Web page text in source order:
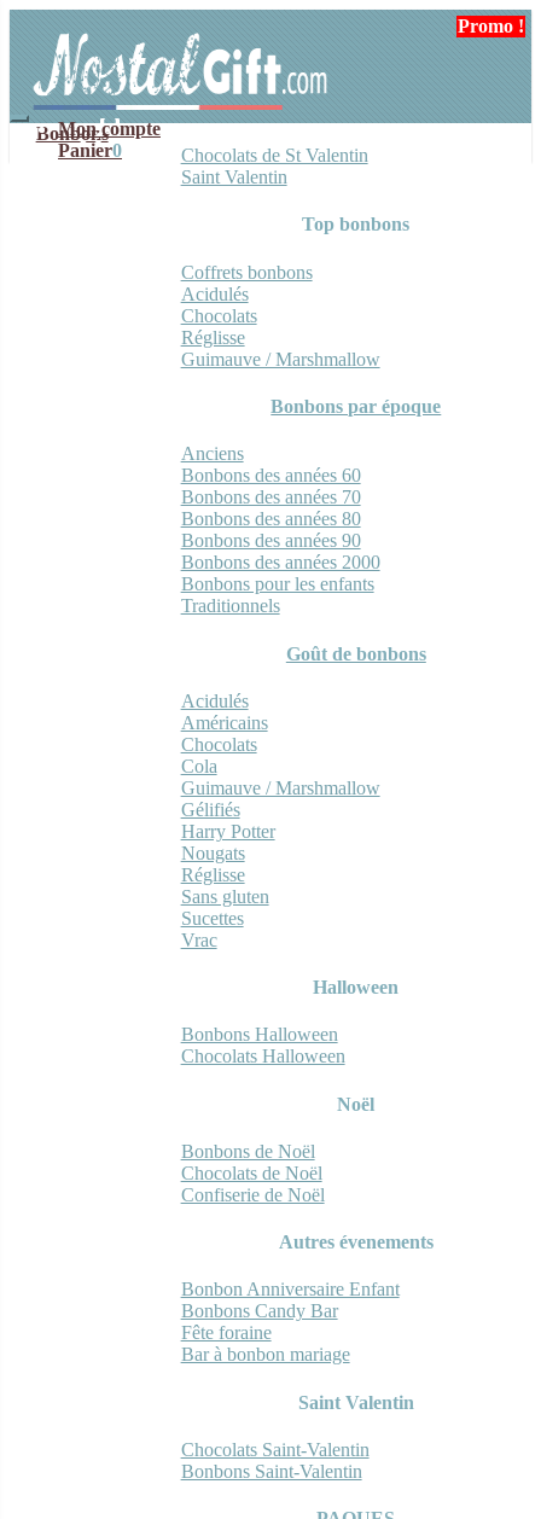
navigation
contenu
Mon compte
Panier0
Bonbons
Chocolats de St Valentin
Saint Valentin
Top bonbons
Coffrets bonbons
Acidulés
Chocolats
Réglisse
Guimauve / Marshmallow
Bonbons par époque
Anciens
Bonbons des années 60
Bonbons des années 70
Bonbons des années 80
Bonbons des années 90
Bonbons des années 2000
Bonbons pour les enfants
Traditionnels
Goût de bonbons
Acidulés
Américains
Chocolats
Cola
Guimauve / Marshmallow
Gélifiés
Harry Potter
Nougats
Réglisse
Sans gluten
Sucettes
Vrac
Halloween
Bonbons Halloween
Chocolats Halloween
Noël
Bonbons de Noël
Chocolats de Noël
Confiserie de Noël
Autres évenements
Bonbon Anniversaire Enfant
Bonbons Candy Bar
Fête foraine
Bar à bonbon mariage
Saint Valentin
Chocolats Saint-Valentin
Bonbons Saint-Valentin
Promo !
Promo !
Promo !
Promo !